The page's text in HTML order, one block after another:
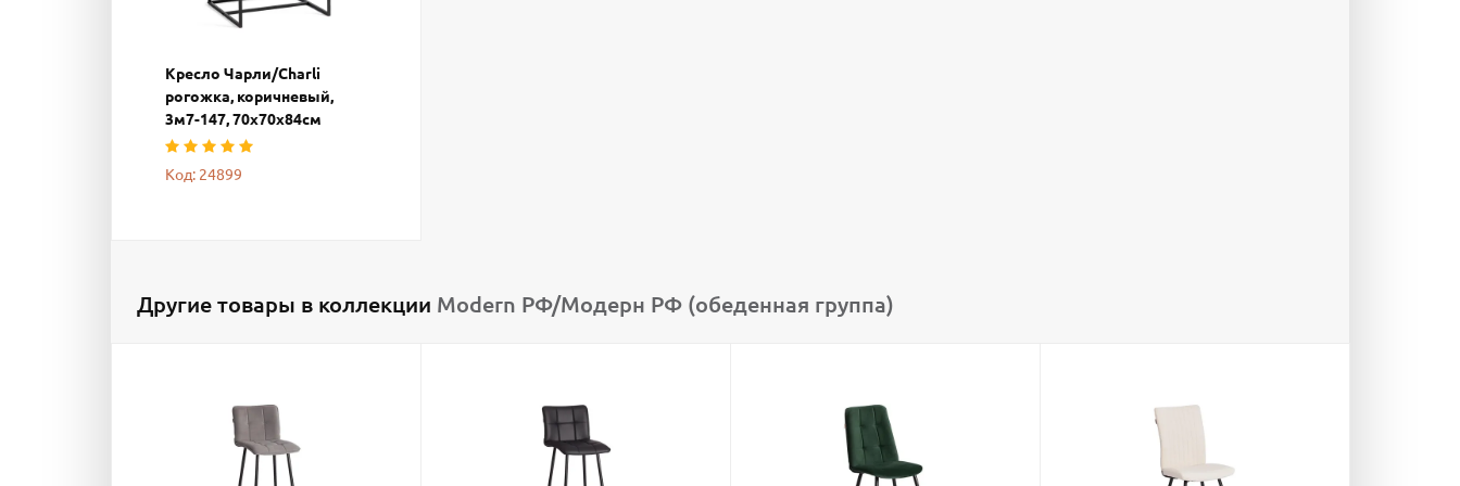
Кресло Чарли/Charli
рогожка, коричневый,
3м7-147, 70х70х84см
Код: 24899
Другие товары в коллекции Modern РФ/Модерн РФ (обеденная группа)